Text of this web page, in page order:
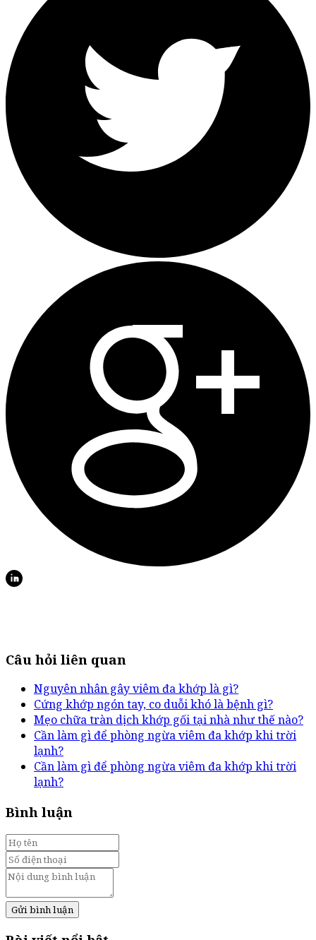
Câu hỏi liên quan
Nguyên nhân gây viêm đa khớp là gì?
Cứng khớp ngón tay, co duỗi khó là bệnh gì?
Mẹo chữa tràn dịch khớp gối tại nhà như thế nào?
Cần làm gì để phòng ngừa viêm đa khớp khi trời
lạnh?
Cần làm gì để phòng ngừa viêm đa khớp khi trời
lạnh?
Bình luận
Gửi bình luận